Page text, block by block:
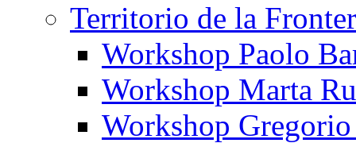
Territorio de la
Workshop Paolo
Workshop Marta
Workshop